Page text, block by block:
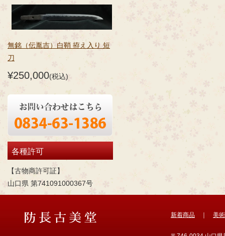
無銘（伝胤吉）白鞘 拵え入り 短
刀
¥250,000(税込)
各種許可
【古物商許可証】
山口県 第741091000367号
新着商品 美